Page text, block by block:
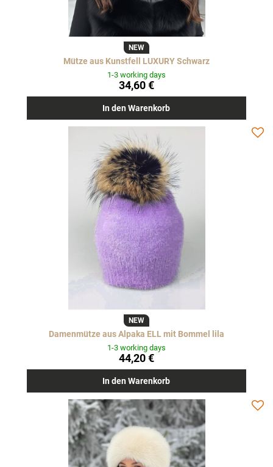
NEW
Mütze aus Kunstfell LUXURY Schwarz
1-3 working days
34,60 €
In den Warenkorb
NEW
Damenmütze aus Alpaka ELL mit Bommel lila
1-3 working days
44,20 €
In den Warenkorb